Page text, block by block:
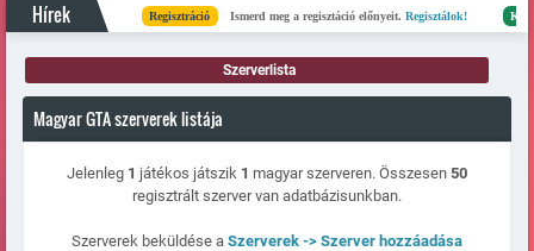
Hírek Regisztráció Ismerd meg a regisztáció előnyeit.Regisztálok! Kész
Szerverlista
Magyar GTA szerverek listája
Jelenleg 1 játékos játszik 1 magyar szerveren. Összesen 50
regisztrált szerver van adatbázisunkban.
Szerverek beküldése a Szerverek -> Szerver hozzáadása